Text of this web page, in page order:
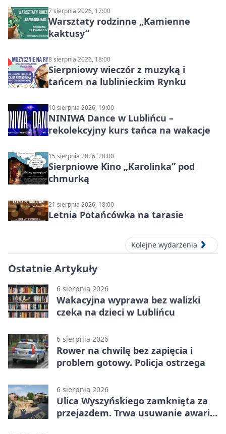
7 sierpnia 2026, 17:00
Warsztaty rodzinne „Kamienne
kaktusy”
8 sierpnia 2026, 18:00
Sierpniowy wieczór z muzyką i
tańcem na lublinieckim Rynku
10 sierpnia 2026, 19:00
NINIWA Dance w Lublińcu –
rekolekcyjny kurs tańca na wakacje
15 sierpnia 2026, 20:00
Sierpniowe Kino „Karolinka” pod
chmurką
21 sierpnia 2026, 18:00
Letnia Potańcówka na tarasie
Kolejne wydarzenia
Ostatnie Artykuły
6 sierpnia 2026
Wakacyjna wyprawa bez walizki
czeka na dzieci w Lublińcu
6 sierpnia 2026
Rower na chwilę bez zapięcia i
problem gotowy. Policja ostrzega
6 sierpnia 2026
Ulica Wyszyńskiego zamknięta za
przejazdem. Trwa usuwanie awarii